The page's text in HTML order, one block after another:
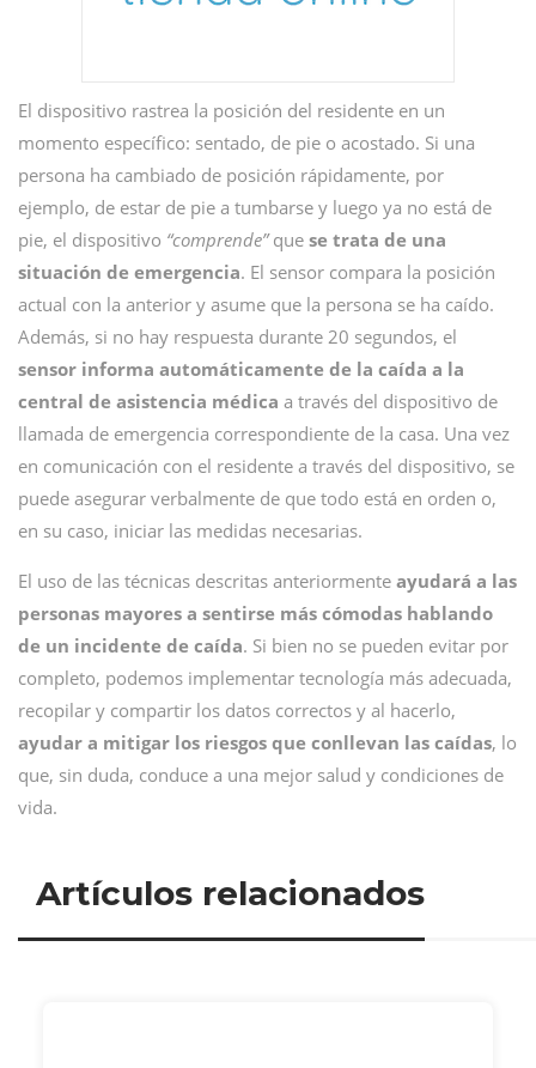
El dispositivo rastrea la posición del residente en un
momento específico: sentado, de pie o acostado. Si una
persona ha cambiado de posición rápidamente, por
ejemplo, de estar de pie a tumbarse y luego ya no está de
pie, el dispositivo “comprende”que se trata de una
situación de emergencia. El sensor compara la posición
actual con la anterior y asume que la persona se ha caído.
Además, si no hay respuesta durante 20 segundos, el
sensor informa automáticamente de la caída a la
central de asistencia médica a través del dispositivo de
llamada de emergencia correspondiente de la casa. Una vez
en comunicación con el residente a través del dispositivo, se
puede asegurar verbalmente de que todo está en orden o,
en su caso, iniciar las medidas necesarias.
El uso de las técnicas descritas anteriormente ayudará a las
personas mayores a sentirse más cómodas hablando
de un incidente de caída. Si bien no se pueden evitar por
completo, podemos implementar tecnología más adecuada,
recopilar y compartir los datos correctos y al hacerlo,
ayudar a mitigar los riesgos que conllevan las caídas, lo
que, sin duda, conduce a una mejor salud y condiciones de
vida.
Artículos relacionados